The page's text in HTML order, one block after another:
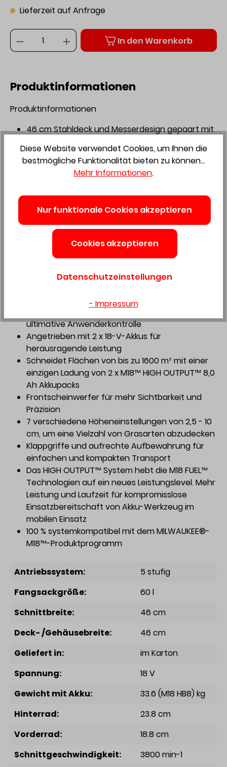
Lieferzeit auf Anfrage
Anzahl
In den Warenkorb
Produktinformationen
Produktinformationen
46 cm Stahldeck und Messerdesign gepaart mit
erstklassige Schnittqualität
Kompaktes Deck für mehr Manövrierfähigkeit in
schwer zugänglichen Bereichen
Der High-Lift-Modus ermöglicht das Umschalten
zwischen kontinuierlicher Spitzenleistung für
beste Schnittqualität und automatischer
Anpassung der Messergeschwindigkeit an die
Einstellbarer Radantrieb mit 5
Schnittgeschwindigkeit
Aktive Geschwindigkeitskontrolle bietet
ultimative Anwenderkontrolle
Angetrieben mit 2 x 18-V-Akkus für
herausragende Leistung
Schneidet Flächen von bis zu 1600 m² mit einer
einzigen Ladung von 2 x M18™ HIGH OUTPUT™ 8,0
Ah Akkupacks
Frontscheinwerfer für mehr Sichtbarkeit und
Präzision
7 verschiedene Höheneinstellungen von 2,5 - 10
cm, um eine Vielzahl von Grasarten abzudecken
Klappgriffe und aufrechte Aufbewahrung für
einfachen und kompakten Transport
Das HIGH OUTPUT™ System hebt die M18 FUEL™
Technologien auf ein neues Leistungslevel. Mehr
Leistung und Laufzeit für kompromisslose
Einsatzbereitschaft von Akku-Werkzeug im
mobilen Einsatz
100 % systemkompatibel mit dem MILWAUKEE®-
M18™-Produktprogramm
Antriebssystem:
5 stufig
Fangsackgröße:
60 l
Schnittbreite:
46 cm
Deck- /Gehäusebreite:
46 cm
Geliefert in:
im Karton
Spannung:
18 V
Gewicht mit Akku:
33.6 (M18 HB8) kg
Hinterrad:
23.8 cm
Vorderrad:
18.8 cm
Schnittgeschwindigkeit:
3800 min-1
Diese Website verwendet Cookies, um Ihnen die
bestmögliche Funktionalität bieten zu können...
Mehr Informationen.
Nur funktionale Cookies akzeptieren
Cookies akzeptieren
Datenschutzeinstellungen
- Impressum